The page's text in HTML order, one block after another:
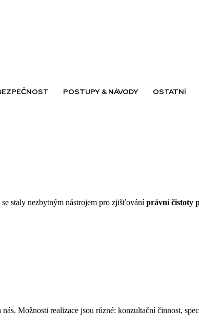
POSTUPY & NÁVODY OSTATNÍ
staly nezbytným nástrojem pro zjišťováníprávní čistoty
Možnosti realizace jsou různé: konzultační činnost,